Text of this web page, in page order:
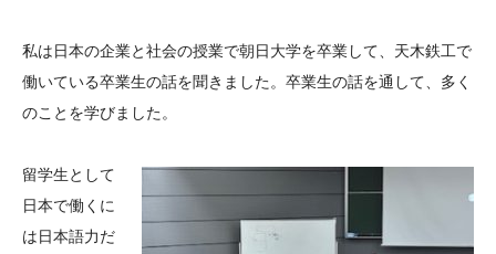
私は日本の企業と社会の授業で朝日大学を卒業して、天木鉄工で
働いている卒業生の話を聞きました。卒業生の話を通して、多く
のことを学びました。
留学生として
日本で働くに
は日本語力だ